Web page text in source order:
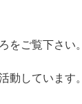
をご覧下さい。
動しています。